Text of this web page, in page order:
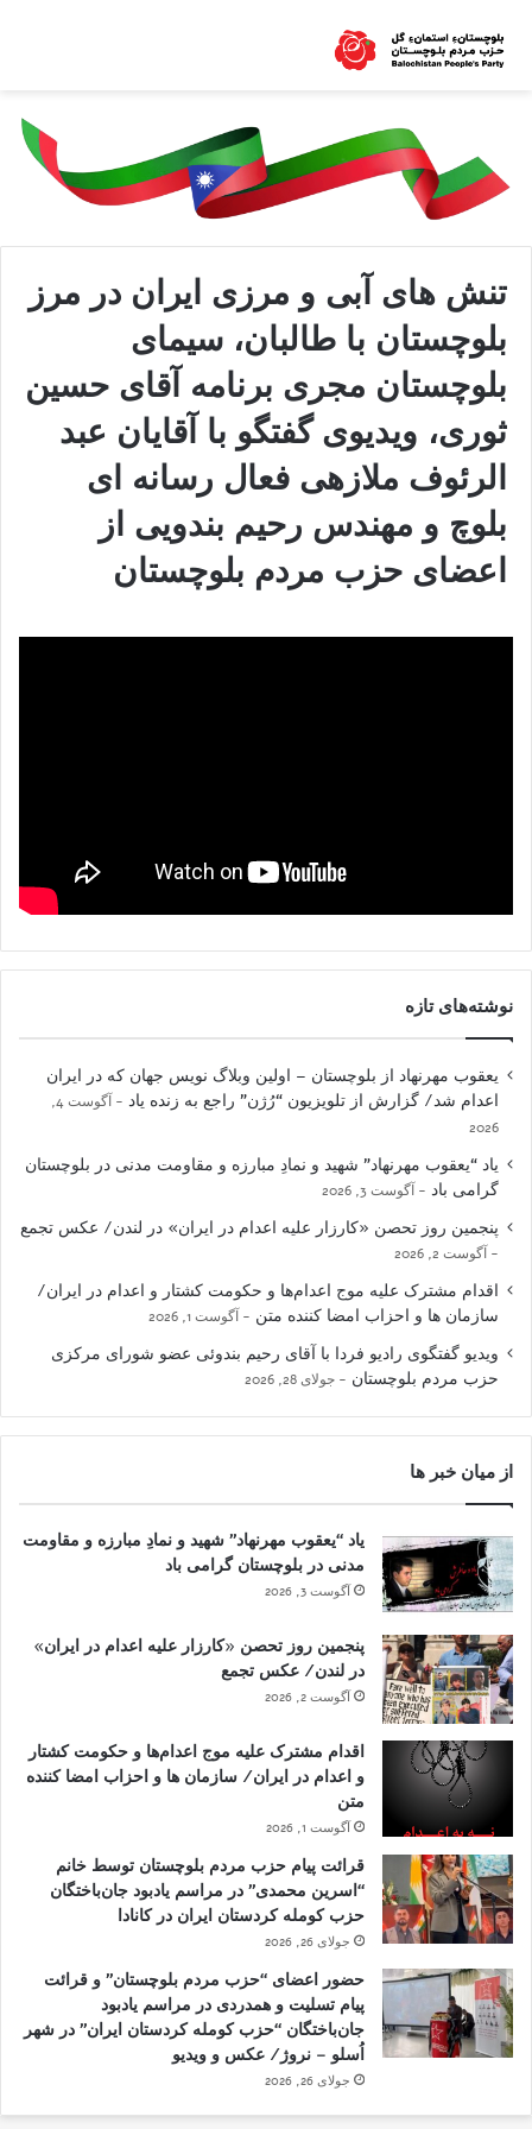
تنش های آبی و مرزی ایران در مرز
بلوچستان با طالبان، سیمای
بلوچستان مجری برنامه آقای حسین
ثوری، ویدیوی گفتگو با آقایان عبد
الرئوف ملازهی فعال رسانه ای
بلوچ و مهندس رحیم بندویی از
اعضای حزب مردم بلوچستان
نوشته‌های تازه
یعقوب مهرنهاد از بلوچستان – اولین وبلاگ نویس جهان که در ایران
اعدام شد/ گزارش از تلویزیون “رُژن” راجع به زنده یاد
آگوست 4,
2026
یاد “یعقوب مهرنهاد” شهید و نمادِ مبارزه و مقاومت مدنی در بلوچستان
گرامی باد
آگوست 3, 2026
پنجمین روز تحصن «کارزار علیه اعدام در ایران» در لندن/ عکس تجمع
آگوست 2, 2026
اقدام مشترک علیه موج اعدام‌ها و حکومت کشتار و اعدام در ایران/
سازمان ها و احزاب امضا کننده متن
آگوست 1, 2026
ویدیو گفتگوی رادیو فردا با آقای رحیم بندوئی عضو شورای مرکزی
حزب مردم بلوچستان
جولای 28, 2026
از میان خبر ها
یاد “یعقوب مهرنهاد” شهید و نمادِ مبارزه و مقاومت
مدنی در بلوچستان گرامی باد
آگوست 3, 2026
پنجمین روز تحصن «کارزار علیه اعدام در ایران»
در لندن/ عکس تجمع
آگوست 2, 2026
اقدام مشترک علیه موج اعدام‌ها و حکومت کشتار
و اعدام در ایران/ سازمان ها و احزاب امضا کننده
متن
آگوست 1, 2026
قرائت پیام حزب مردم بلوچستان توسط خانم
“اسرین محمدی” در مراسم یادبود جان‌باختگان
حزب کومله کردستان ایران در کانادا
جولای 26, 2026
حضور اعضای “حزب مردم بلوچستان” و قرائت
پیام تسلیت و همدردی در مراسم یادبود
جان‌باختگان “حزب کومله کردستان ایران” در شهر
اُسلو – نروژ/ عکس و ویدیو
جولای 26, 2026